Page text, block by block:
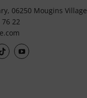
06250 Mougins Village
22